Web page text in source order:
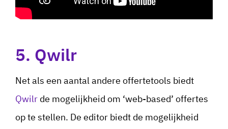
5. Qwilr
Net als een aantal andere offertetools biedt
Qwilr de mogelijkheid om ‘web-based’ offertes
op te stellen. De editor biedt de mogelijkheid